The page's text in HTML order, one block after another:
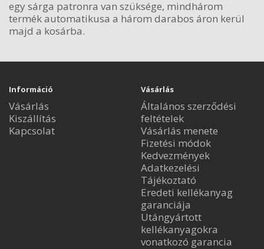
egy sárga patronra van szüksége, mindhárom
termék automatikusa a három darabos áron kerül
majd a kosárba.
Információ
Vásárlás
Kiszállítás
Kapcsolat
Vásárlás
Általános szerződési
feltételek
Vásárlás menete
Fizetési módok
Kedvezmények
Adatkezelési
Tájékoztató
Eredeti kellékanyag
garanciája
Utángyártott
kellékanyagokra
vonatkozó garancia